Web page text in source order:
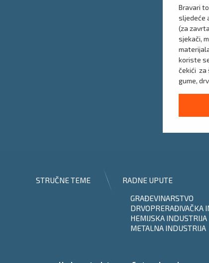
Bravari
sljedeće
(za
sjekači,
koriste
čekići za
gume,
STRUČNE TEME
RADNE UPUTE
GRAĐEVINARSTVO
DRVOPRERAĐIVAČKA
HEMIJSKA INDUSTRIJA
METALNA INDUSTRIJA